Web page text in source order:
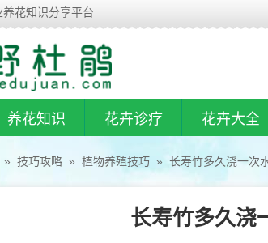
花知识分享平台
养花知识 花卉诊疗 花卉大全
» 技巧攻略 » 植物养殖技巧 » 长寿竹多久浇一次
长寿竹多久浇